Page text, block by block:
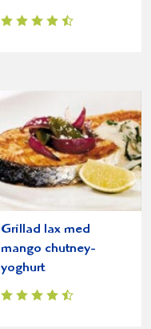
Grillad lax med
mango chutney-
yoghurt